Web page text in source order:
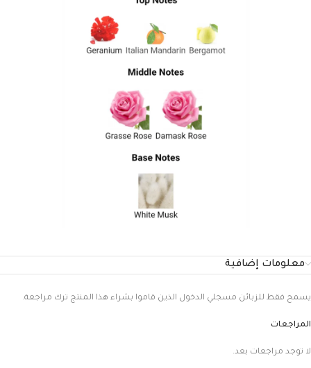
معلومات إضافية
المراجعات
لا توجد مراجعات بعد.
يسمح فقط للزبائن مسجلي الدخول الذين قاموا بشراء هذا المنتج ترك مراجعة.